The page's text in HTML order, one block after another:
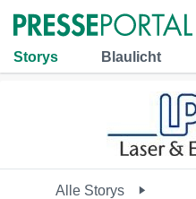
Storys Blaulicht
Alle Storys